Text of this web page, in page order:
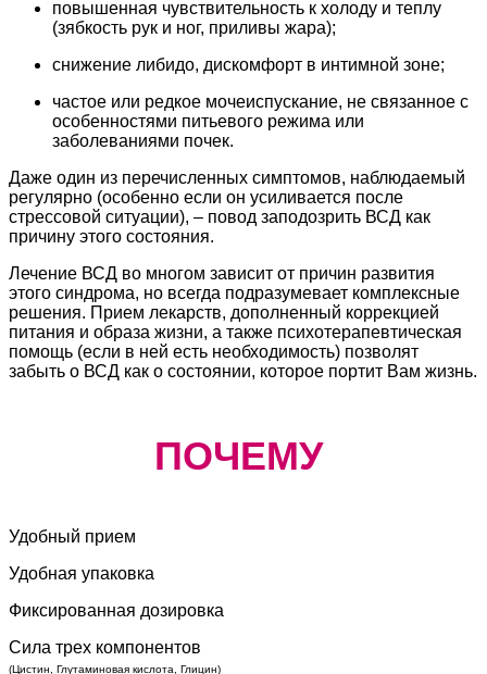
повышенная чувствительность к холоду и теплу
(зябкость рук и ног, приливы жара);
снижение либидо, дискомфорт в интимной зоне;
частое или редкое мочеиспускание, не связанное с
особенностями питьевого режима или
заболеваниями почек.
Даже один из перечисленных симптомов, наблюдаемый
регулярно (особенно если он усиливается после
стрессовой ситуации), – повод заподозрить ВСД как
причину этого состояния.
Лечение ВСД во многом зависит от причин развития
этого синдрома, но всегда подразумевает комплексные
решения. Прием лекарств, дополненный коррекцией
питания и образа жизни, а также психотерапевтическая
помощь (если в ней есть необходимость) позволят
забыть о ВСД как о состоянии, которое портит Вам жизнь.
ПОЧЕМУ
Удобный прием
Удобная упаковка
Фиксированная дозировка
Сила трех компонентов
(Цистин, Глутаминовая кислота, Глицин)